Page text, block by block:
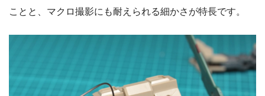
ことと、マクロ撮影にも耐えられる細かさが特長です。